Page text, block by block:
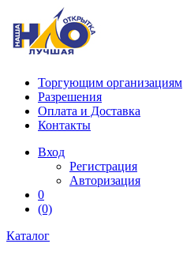
Торгующим организациям
Разрешения
Оплата и Доставка
Контакты
Вход
Регистрация
Авторизация
0
(0)
Каталог